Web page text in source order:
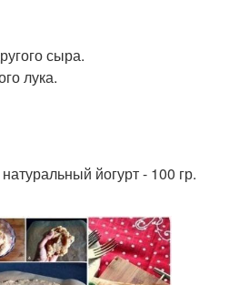
сыра.
лука.
йогурт - 100 гр.